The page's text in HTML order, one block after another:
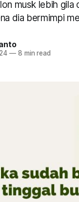
musk lebih
dia bermimpi
—8 min read